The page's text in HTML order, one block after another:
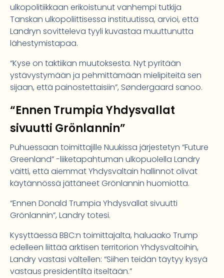
ulkopolitiikkaan erikoistunut vanhempi tutkija
Tanskan ulkopoliittisessa instituutissa, arvioi, että
Landryn sovitteleva tyyli kuvastaa muuttunutta
lähestymistapaa.
“Kyse on taktiikan muutoksesta. Nyt pyritään
ystävystymään ja pehmittämään mielipiteitä sen
sijaan, että painostettaisiin”, Søndergaard sanoo.
“Ennen Trumpia Yhdysvallat
sivuutti Grönlannin”
Puhuessaan toimittajille Nuukissa järjestetyn “Future
Greenland” -liiketapahtuman ulkopuolella Landry
väitti, että aiemmat Yhdysvaltain hallinnot olivat
käytännössä jättäneet Grönlannin huomiotta.
“Ennen Donald Trumpia Yhdysvallat sivuutti
Grönlannin”, Landry totesi.
Kysyttäessä BBC:n toimittajalta, haluaako Trump
edelleen liittää arktisen territorion Yhdysvaltoihin,
Landry vastasi vältellen: “Siihen teidän täytyy kysyä
vastaus presidentiltä itseltään.”